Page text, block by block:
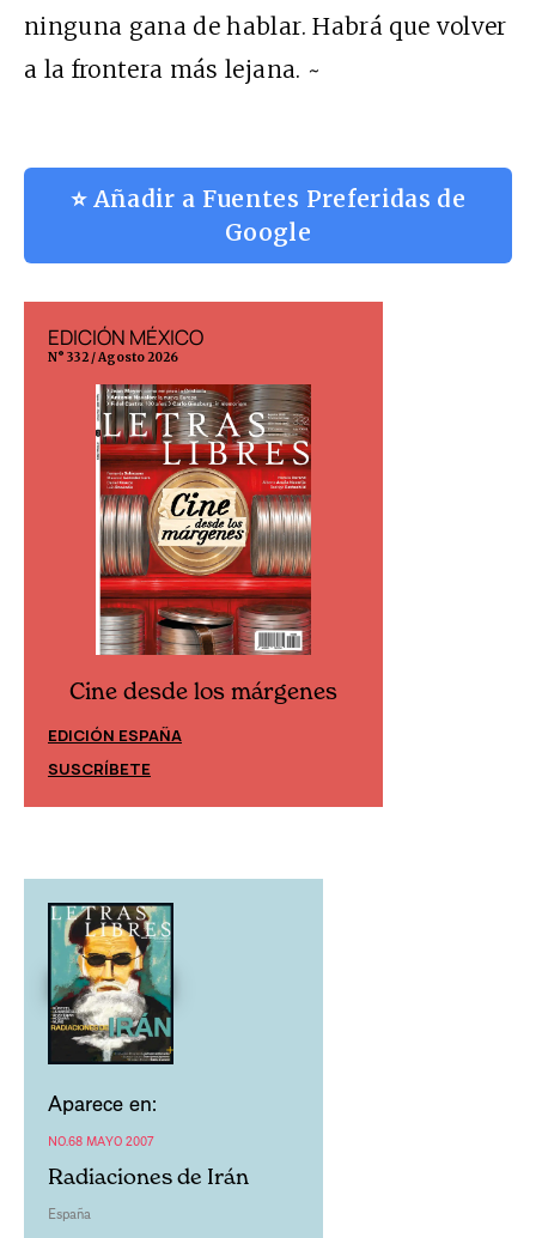
ninguna gana de hablar. Habrá que volver
a la frontera más lejana. ~
⭐ Añadir a Fuentes Preferidas de
Google
EDICIÓN MÉXICO
N° 332 / Agosto 2026
Cine desde los márgenes
EDICIÓN ESPAÑA
SUSCRÍBETE
Aparece en:
NO.68 MAYO 2007
Radiaciones de Irán
España